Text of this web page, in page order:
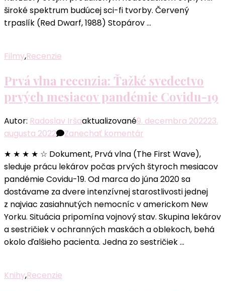
ovplyvnilo
aj
široké spektrum budúcej sci-fi tvorby. Červený
trpaslík (Red Dwarf, 1988) Stopárov …
Filmy,Recenzie
Prvá vlna recenzia: Ťažké svedectvo
prvých mesiacov pandémie Covidu-19
Autor: Radoslav Iršaaktualizované9. decembra 202223.
augusta 2022
Zanechať komentár
Prvá
vlna
recenzia:
Ťažké
svedectvo
prvých
mesiacov
pandémie
★ ★ ★ ★ ☆ Dokument, Prvá vlna (The First Wave),
sleduje prácu lekárov počas prvých štyroch mesiacov
pandémie Covidu-19. Od marca do júna 2020 sa
dostávame za dvere intenzívnej starostlivosti jednej
z najviac zasiahnutých nemocníc v americkom New
Yorku. Situácia pripomína vojnový stav. Skupina lekárov
a sestričiek v ochranných maskách a oblekoch, behá
okolo ďalšieho pacienta. Jedna zo sestričiek …
Knihy,Recenzie